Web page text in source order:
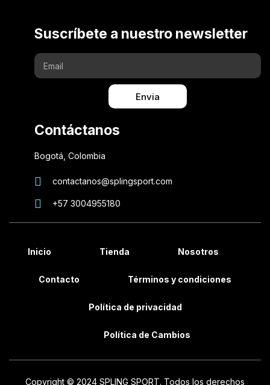
Suscríbete a nuestro newsletter
Envia
Contáctanos
Bogotá, Colombia
contactanos@splingsport.com
+57 3004955180
Inicio Tienda Nosotros
Contacto Términos y condiciones
Política de privacidad
Política de Cambios
Copyright © 2024 SPLING SPORT. Todos los derechos